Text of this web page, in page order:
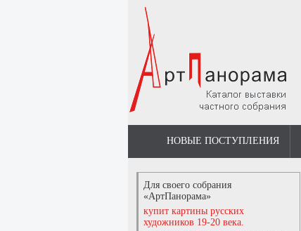
НОВЫЕ ПОСТУПЛЕНИЯ
Для своего собрания
«АртПанорама»
купит картины русских
художников 19-20 века.